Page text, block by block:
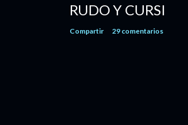
RUDO Y CURSI
Compartir 29 comentarios